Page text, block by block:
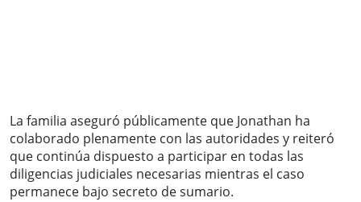
La familia aseguró públicamente que Jonathan ha
colaborado plenamente con las autoridades y reiteró
que continúa dispuesto a participar en todas las
diligencias judiciales necesarias mientras el caso
permanece bajo secreto de sumario.